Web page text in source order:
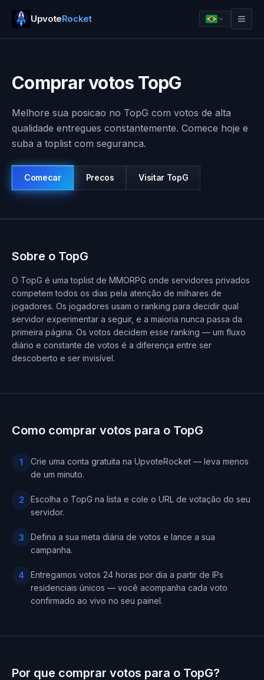
UpvoteRocket
Entrar
Comprar votos TopG
Melhore sua posicao no TopG com votos de alta
qualidade entregues constantemente. Comece hoje e
suba a toplist com seguranca.
Comecar Precos Visitar TopG
Sobre o TopG
O TopG é uma toplist de MMORPG onde servidores privados
competem todos os dias pela atenção de milhares de
jogadores. Os jogadores usam o ranking para decidir qual
servidor experimentar a seguir, e a maioria nunca passa da
primeira página. Os votos decidem esse ranking — um fluxo
diário e constante de votos é a diferença entre ser
descoberto e ser invisível.
Como comprar votos para o TopG
1
Crie uma conta gratuita na UpvoteRocket — leva menos
de um minuto.
2
Escolha o TopG na lista e cole o URL de votação do seu
servidor.
3
Defina a sua meta diária de votos e lance a sua
campanha.
4
Entregamos votos 24 horas por dia a partir de IPs
residenciais únicos — você acompanha cada voto
confirmado ao vivo no seu painel.
Por que comprar votos para o TopG?